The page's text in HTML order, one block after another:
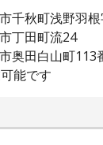
千秋町浅野羽
丁田町流24
奥田白山町113
能です